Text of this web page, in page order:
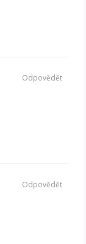
Odpovědět
Odpovědět